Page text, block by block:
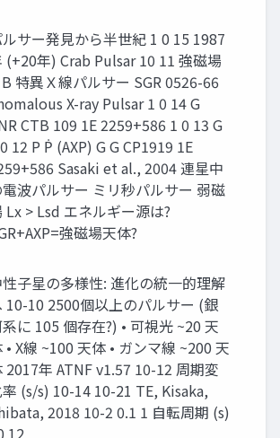
ルサー発見から半世紀 1 0 15 1987
(+20年) Crab Pulsar 10 11 強磁場
特異Ｘ線パルサー SGR 0526-66
X-ray Pulsar 1 0 14 G
CTB 109 1E 2259+586 1 0 13 G
12 P Ṗ (AXP) G G CP1919 1E
Sasaki et al., 2004 連星中
電波パルサー ミリ秒パルサー 弱磁
Lx > Lsd エネルギー源は?
強磁場天体?
子星の多様性: 進化の統一的理解
10-10 2500個以上のパルサー (銀
に 105 個存在?) • 可視光 ~20 天
• X線 ~100 天体 • ガンマ線 ~200 天
2017年 ATNF v1.57 10-12 周期変
(s/s) 10-14 10-21 TE, Kisaka,
2018 10-2 0.1 1 自転周期 (s)
12